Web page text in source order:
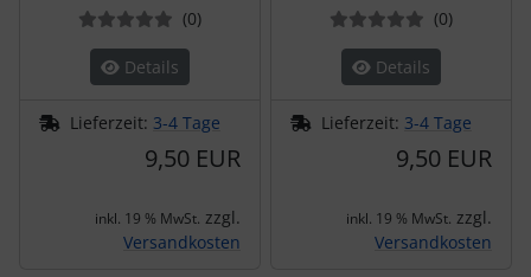
(0Bewertungen
)
Details
Lieferzeit: 3-4 Tage
9,50 EUR
inkl. 19 % MwSt. zzgl.
Versandkosten
(0)
Details
Lieferzeit: 3-4 Tage
9,50 EUR
inkl. 19 % MwSt. zzgl.
Versandkosten